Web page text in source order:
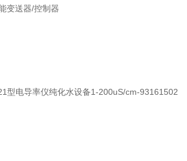
变送器/控制器